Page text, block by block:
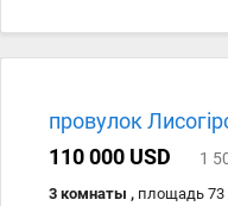
провулок
110 000 USD
1
3 комнаты , площадь 73